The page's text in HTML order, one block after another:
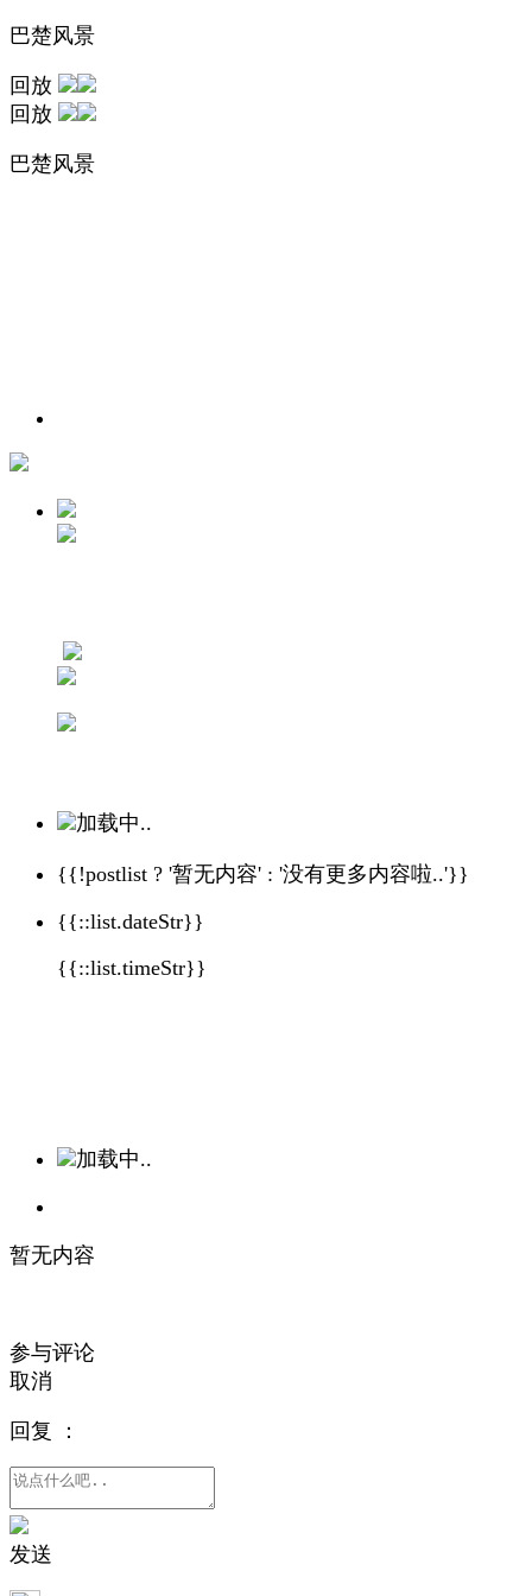
巴楚风景
回放
回放
巴楚风景
加载中..
{{!postlist ? '暂无内容' : '没有更多内容啦..'}}
{{::list.dateStr}}
{{::list.timeStr}}
加载中..
暂无内容
参与评论
取消
回复 ：
发送